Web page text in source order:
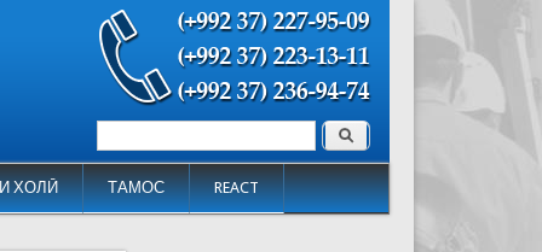
ХОЛӢ ТАМОС REACT
Форма поиска Поиск